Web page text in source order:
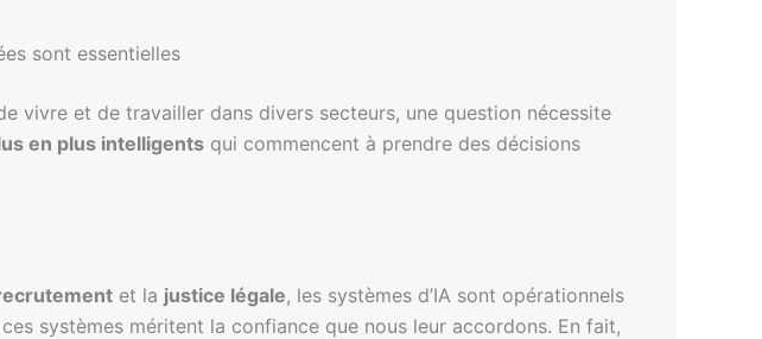
sont essentielles
vivre et de travailler dans divers secteurs, une question nécessite
en plus intelligents qui commencent à prendre des décisions
et la justice légale, les systèmes d’IA sont opérationnels
systèmes méritent la confiance que nous leur accordons. En fait,